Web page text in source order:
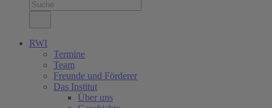
RWI
Termine
Team
Freunde und Förderer
Das Institut
Über uns